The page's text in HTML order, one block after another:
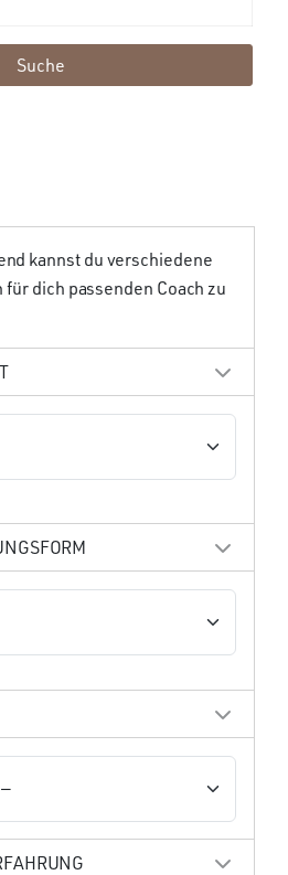
Suche
kannst du verschiedene
dich passenden Coach zu